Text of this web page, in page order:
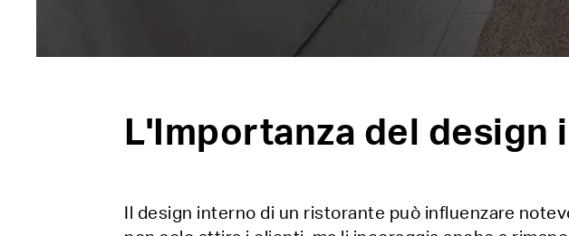
L'Importanza del design
Il design interno di un ristorante può influenzare